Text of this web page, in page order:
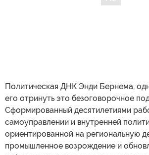
Политическая ДНК Энди Бернема,
его отринуть это безоговорочное
Сформированный десятилетиями
самоуправлении и внутренней
ориентированной на региональную
промышленное возрождение и